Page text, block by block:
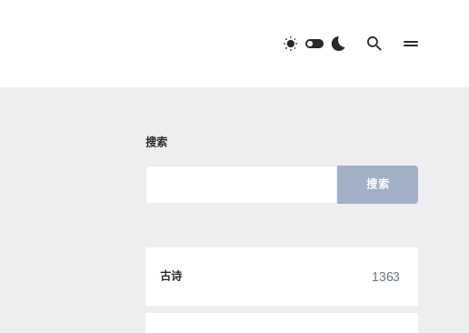
搜索
搜索
古诗 1363